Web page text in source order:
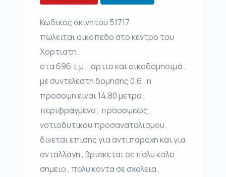
Κωδικος ακινητου 51717
πωλειται οικοπεδο στο κεντρο του
Χορτιατη ,
στα 696 τ.μ. , αρτιο και οικοδομησιμο ,
με συντελεστη δομησης 0.6 , η
προσοψη ειναι 14.80 μετρα ,
περιφραγμενο , προσοψεως ,
νοτιοδυτικου προσανατολισμου ,
δινεται επισης για αντιπαροχη και για
ανταλλαγη , βρισκεται σε πολυ καλο
σημειο , πολυ κοντα σε σχολεια ,